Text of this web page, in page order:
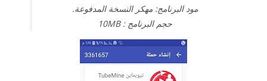
مود البرنامج: مهكر النسخة المدفوعة.
حجم البرنامج : 10MB